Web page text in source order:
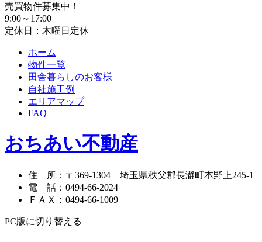
売買物件募集中！
9:00～17:00
定休日：木曜日定休
ホーム
物件一覧
田舎暮らしのお客様
自社施工例
エリアマップ
FAQ
おちあい不動産
住 所 ： 〒369-1304 埼玉県秩父郡長瀞町本野上245-1
電 話 ： 0494-66-2024
ＦＡＸ
： 0494-66-1009
PC版に切り替える